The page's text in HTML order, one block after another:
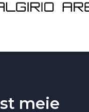
meie